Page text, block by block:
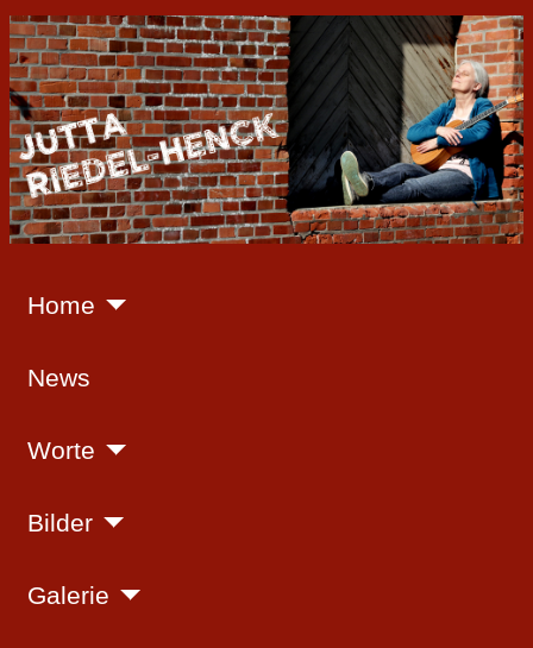
Home
News
Worte
Bilder
Galerie